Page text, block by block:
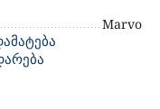
Marvo